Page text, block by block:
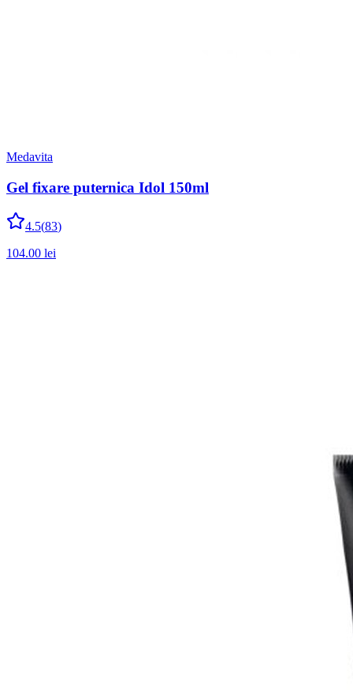
Medavita
Gel fixare puternica Idol 150ml
4.5(83)
104.00 lei